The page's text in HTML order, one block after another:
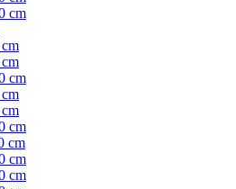
cm
cm
cm
cm
cm
cm